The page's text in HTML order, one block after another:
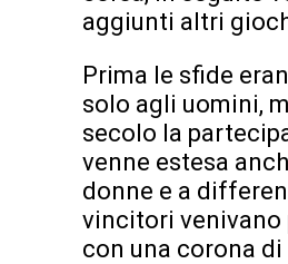
aggiunti altri
Prima le sfide
solo agli uomini,
secolo la
venne estesa
donne e a
vincitori venivano
con una corona di